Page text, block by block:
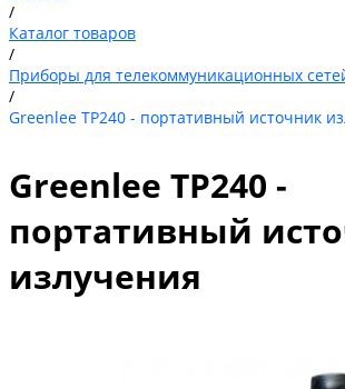
/
Каталог товаров
/
Приборы для телекоммуникационных
/
Greenlee TP240 - портативный источник
Greenlee TP240 -
портативный
излучения